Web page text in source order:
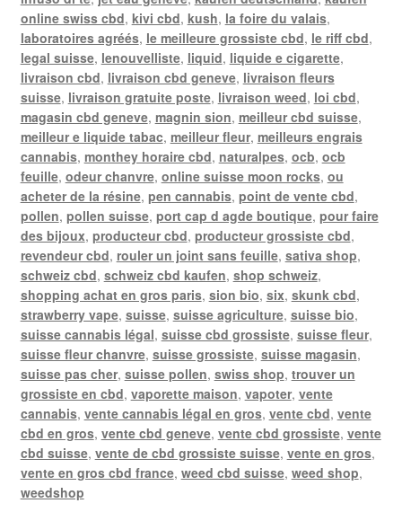
online swiss cbd, kivi cbd, kush, la foire du valais,
laboratoires agréés, le meilleure grossiste cbd, le riff cbd,
legal suisse, lenouvelliste, liquid, liquide e cigarette,
livraison cbd, livraison cbd geneve, livraison fleurs
suisse, livraison gratuite poste, livraison weed, loi cbd,
magasin cbd geneve, magnin sion, meilleur cbd suisse,
meilleur e liquide tabac, meilleur fleur, meilleurs engrais
cannabis, monthey horaire cbd, naturalpes, ocb, ocb
feuille, odeur chanvre, online suisse moon rocks, ou
acheter de la résine, pen cannabis, point de vente cbd,
pollen, pollen suisse, port cap d agde boutique, pour faire
des bijoux, producteur cbd, producteur grossiste cbd,
revendeur cbd, rouler un joint sans feuille, sativa shop,
schweiz cbd, schweiz cbd kaufen, shop schweiz,
shopping achat en gros paris, sion bio, six, skunk cbd,
strawberry vape, suisse, suisse agriculture, suisse bio,
suisse cannabis légal, suisse cbd grossiste, suisse fleur,
suisse fleur chanvre, suisse grossiste, suisse magasin,
suisse pas cher, suisse pollen, swiss shop, trouver un
grossiste en cbd, vaporette maison, vapoter, vente
cannabis, vente cannabis légal en gros, vente cbd, vente
cbd en gros, vente cbd geneve, vente cbd grossiste, vente
cbd suisse, vente de cbd grossiste suisse, vente en gros,
vente en gros cbd france, weed cbd suisse, weed shop,
weedshop